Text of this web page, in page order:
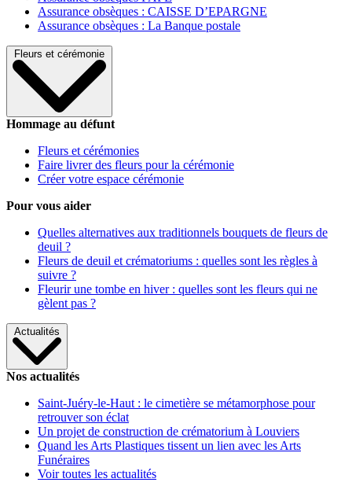
Assurance obsèques : CAISSE D’EPARGNE
Assurance obsèques : La Banque postale
Fleurs et cérémonie
Hommage au défunt
Fleurs et cérémonies
Faire livrer des fleurs pour la cérémonie
Créer votre espace cérémonie
Pour vous aider
Quelles alternatives aux traditionnels bouquets de fleurs de
deuil ?
Fleurs de deuil et crématoriums : quelles sont les règles à
suivre ?
Fleurir une tombe en hiver : quelles sont les fleurs qui ne
gèlent pas ?
Actualités
Nos actualités
Saint-Juéry-le-Haut : le cimetière se métamorphose pour
retrouver son éclat
Un projet de construction de crématorium à Louviers
Quand les Arts Plastiques tissent un lien avec les Arts
Funéraires
Voir toutes les actualités